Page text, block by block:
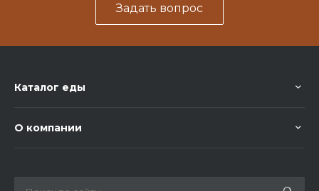
Задать вопрос
Каталог еды
О компании